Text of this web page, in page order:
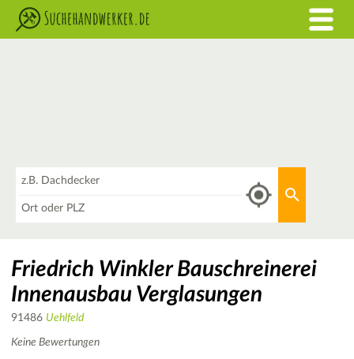
Friedrich Winkler Bauschreinerei
Innenausbau Verglasungen
91486 Uehlfeld
Keine Bewertungen